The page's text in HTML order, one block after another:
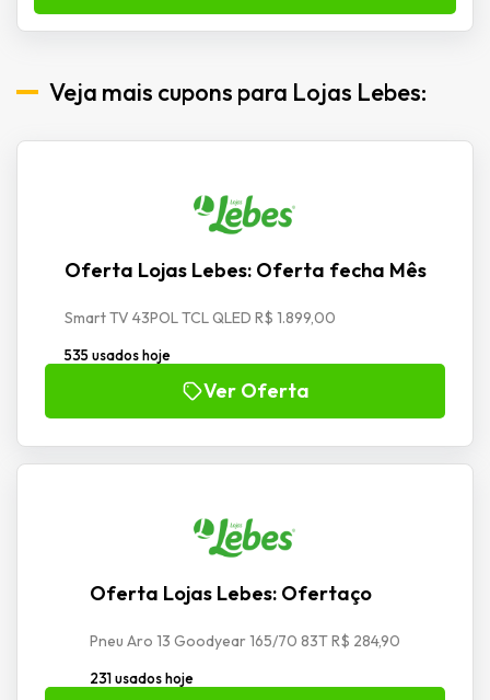
Veja mais cupons para Lojas Lebes:
Oferta Lojas Lebes: Oferta fecha Mês
Smart TV 43POL TCL QLED R$ 1.899,00
535 usados hoje
Ver Oferta
Oferta Lojas Lebes: Ofertaço
Pneu Aro 13 Goodyear 165/70 83T R$ 284,90
231 usados hoje